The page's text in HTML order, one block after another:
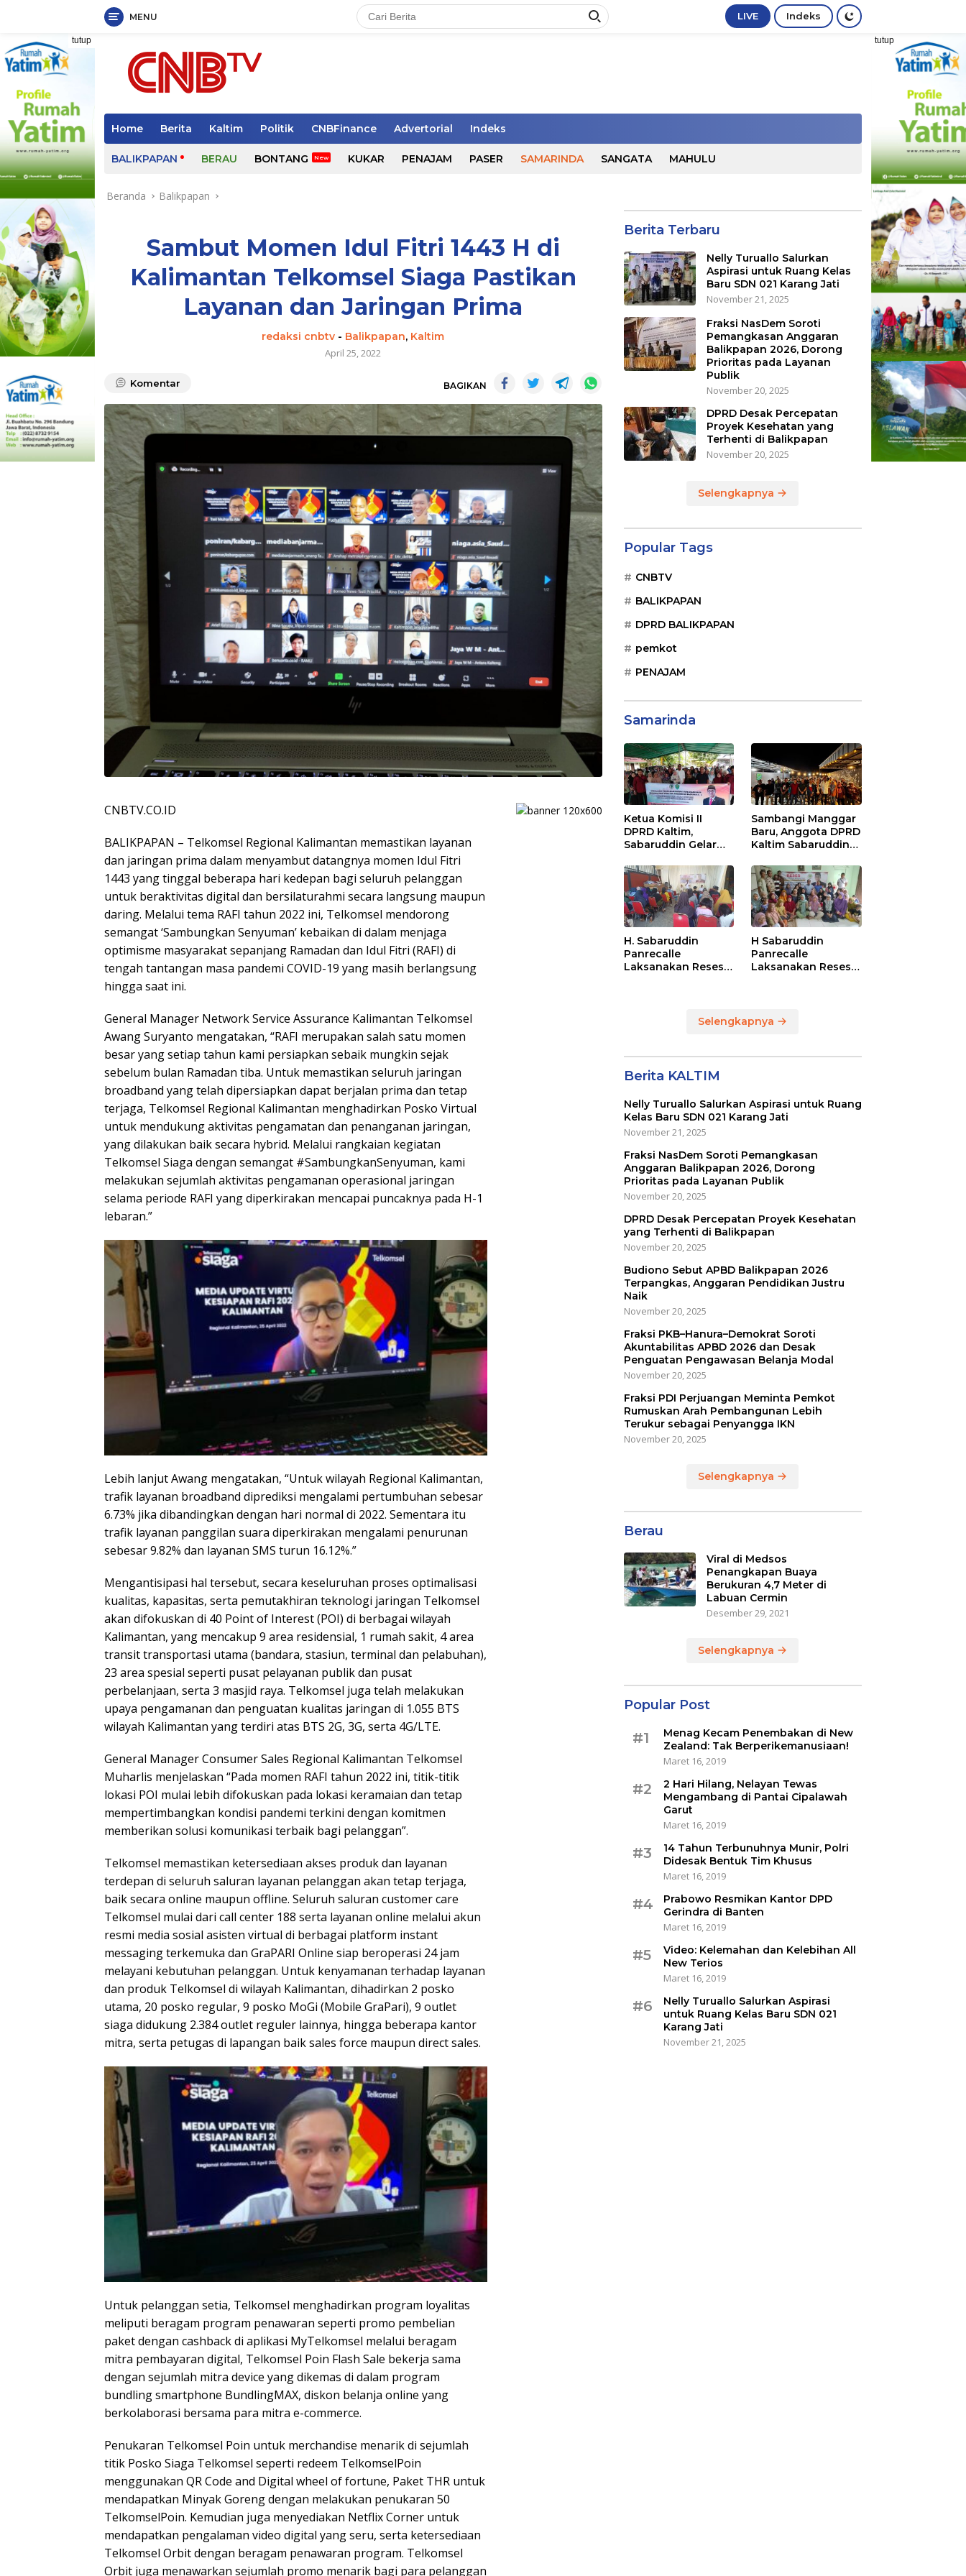
Langsung
ke
konten
MENU LIVE Indeks
tutup tutup
Home Berita Kaltim Politik CNBFinance Advertorial Indeks
BALIKPAPAN BERAU BONTANG KUKAR PENAJAM PASER SAMARINDA SANGATA MAHULU
Beranda Balikpapan
Sambut Momen Idul Fitri 1443 H di
Kalimantan Telkomsel Siaga Pastikan
Layanan dan Jaringan Prima
redaksi cnbtv - Balikpapan, Kaltim
April 25, 2022
Komentar BAGIKAN
CNBTV.CO.ID
BALIKPAPAN – Telkomsel Regional Kalimantan memastikan layanan
dan jaringan prima dalam menyambut datangnya momen Idul Fitri
1443 yang tinggal beberapa hari kedepan bagi seluruh pelanggan
untuk beraktivitas digital dan bersilaturahmi secara langsung maupun
daring. Melalui tema RAFI tahun 2022 ini, Telkomsel mendorong
semangat ‘Sambungkan Senyuman’ kebaikan di dalam menjaga
optimisme masyarakat sepanjang Ramadan dan Idul Fitri (RAFI) di
tengah tantangan masa pandemi COVID-19 yang masih berlangsung
hingga saat ini.
General Manager Network Service Assurance Kalimantan Telkomsel
Awang Suryanto mengatakan, “RAFI merupakan salah satu momen
besar yang setiap tahun kami persiapkan sebaik mungkin sejak
sebelum bulan Ramadan tiba. Untuk memastikan seluruh jaringan
broadband yang telah dipersiapkan dapat berjalan prima dan tetap
terjaga, Telkomsel Regional Kalimantan menghadirkan Posko Virtual
untuk mendukung aktivitas pengamatan dan penanganan jaringan,
yang dilakukan baik secara hybrid. Melalui rangkaian kegiatan
Telkomsel Siaga dengan semangat #SambungkanSenyuman, kami
melakukan sejumlah aktivitas pengamanan operasional jaringan
selama periode RAFI yang diperkirakan mencapai puncaknya pada H-1
lebaran.”
Lebih lanjut Awang mengatakan, “Untuk wilayah Regional Kalimantan,
trafik layanan broadband diprediksi mengalami pertumbuhan sebesar
6.73% jika dibandingkan dengan hari normal di 2022. Sementara itu
trafik layanan panggilan suara diperkirakan mengalami penurunan
sebesar 9.82% dan layanan SMS turun 16.12%.”
Mengantisipasi hal tersebut, secara keseluruhan proses optimalisasi
kualitas, kapasitas, serta pemutakhiran teknologi jaringan Telkomsel
akan difokuskan di 40 Point of Interest (POI) di berbagai wilayah
Kalimantan, yang mencakup 9 area residensial, 1 rumah sakit, 4 area
transit transportasi utama (bandara, stasiun, terminal dan pelabuhan),
23 area spesial seperti pusat pelayanan publik dan pusat
perbelanjaan, serta 3 masjid raya. Telkomsel juga telah melakukan
upaya pengamanan dan penguatan kualitas jaringan di 1.055 BTS
wilayah Kalimantan yang terdiri atas BTS 2G, 3G, serta 4G/LTE.
General Manager Consumer Sales Regional Kalimantan Telkomsel
Muharlis menjelaskan “Pada momen RAFI tahun 2022 ini, titik-titik
lokasi POI mulai lebih difokuskan pada lokasi keramaian dan tetap
mempertimbangkan kondisi pandemi terkini dengan komitmen
memberikan solusi komunikasi terbaik bagi pelanggan”.
Telkomsel memastikan ketersediaan akses produk dan layanan
terdepan di seluruh saluran layanan pelanggan akan tetap terjaga,
baik secara online maupun offline. Seluruh saluran customer care
Telkomsel mulai dari call center 188 serta layanan online melalui akun
resmi media sosial asisten virtual di berbagai platform instant
messaging terkemuka dan GraPARI Online siap beroperasi 24 jam
melayani kebutuhan pelanggan. Untuk kenyamanan terhadap layanan
dan produk Telkomsel di wilayah Kalimantan, dihadirkan 2 posko
utama, 20 posko regular, 9 posko MoGi (Mobile GraPari), 9 outlet
siaga didukung 2.384 outlet reguler lainnya, hingga beberapa kantor
mitra, serta petugas di lapangan baik sales force maupun direct sales.
Untuk pelanggan setia, Telkomsel menghadirkan program loyalitas
meliputi beragam program penawaran seperti promo pembelian
paket dengan cashback di aplikasi MyTelkomsel melalui beragam
mitra pembayaran digital, Telkomsel Poin Flash Sale bekerja sama
dengan sejumlah mitra device yang dikemas di dalam program
bundling smartphone BundlingMAX, diskon belanja online yang
berkolaborasi bersama para mitra e-commerce.
Penukaran Telkomsel Poin untuk merchandise menarik di sejumlah
titik Posko Siaga Telkomsel seperti redeem TelkomselPoin
menggunakan QR Code and Digital wheel of fortune, Paket THR untuk
mendapatkan Minyak Goreng dengan melakukan penukaran 50
TelkomselPoin. Kemudian juga menyediakan Netflix Corner untuk
mendapatkan pengalaman video digital yang seru, serta ketersediaan
Telkomsel Orbit dengan beragam penawaran program. Telkomsel
Orbit juga menawarkan sejumlah promo menarik bagi para pelanggan
Berita Terbaru
Nelly Turuallo Salurkan
Aspirasi untuk Ruang Kelas
Baru SDN 021 Karang Jati
November 21, 2025
Fraksi NasDem Soroti
Pemangkasan Anggaran
Balikpapan 2026, Dorong
Prioritas pada Layanan
Publik
November 20, 2025
DPRD Desak Percepatan
Proyek Kesehatan yang
Terhenti di Balikpapan
November 20, 2025
Selengkapnya
Popular Tags
CNBTV
BALIKPAPAN
DPRD BALIKPAPAN
pemkot
PENAJAM
Samarinda
Ketua Komisi II
DPRD Kaltim,
Sabaruddin Gelar
Pajak dan Retribusi
Daerah di
Sepinggan Raya
Balikpapan
Sambangi Manggar
Baru, Anggota DPRD
Kaltim Sabaruddin
Kepemudaan di
Balikpapan
H. Sabaruddin
Panrecalle
Laksanakan Reses
H Sabaruddin
Panrecalle
Laksanakan Reses
Selengkapnya
Berita KALTIM
Nelly Turuallo Salurkan Aspirasi untuk Ruang
Kelas Baru SDN 021 Karang Jati
November 21, 2025
Fraksi NasDem Soroti Pemangkasan
Anggaran Balikpapan 2026, Dorong
Prioritas pada Layanan Publik
November 20, 2025
DPRD Desak Percepatan Proyek Kesehatan
yang Terhenti di Balikpapan
November 20, 2025
Budiono Sebut APBD Balikpapan 2026
Terpangkas, Anggaran Pendidikan Justru
Naik
November 20, 2025
Fraksi PKB–Hanura–Demokrat Soroti
Akuntabilitas APBD 2026 dan Desak
Penguatan Pengawasan Belanja Modal
November 20, 2025
Fraksi PDI Perjuangan Meminta Pemkot
Rumuskan Arah Pembangunan Lebih
Terukur sebagai Penyangga IKN
November 20, 2025
Selengkapnya
Berau
Viral di Medsos
Penangkapan Buaya
Berukuran 4,7 Meter di
Labuan Cermin
Desember 29, 2021
Selengkapnya
Popular Post
#1
Menag Kecam Penembakan di New
Zealand: Tak Berperikemanusiaan!
Maret 16, 2019
#2
2 Hari Hilang, Nelayan Tewas
Mengambang di Pantai Cipalawah
Garut
Maret 16, 2019
#3
14 Tahun Terbunuhnya Munir, Polri
Didesak Bentuk Tim Khusus
Maret 16, 2019
#4
Prabowo Resmikan Kantor DPD
Gerindra di Banten
Maret 16, 2019
#5
Video: Kelemahan dan Kelebihan All
New Terios
Maret 16, 2019
#6
Nelly Turuallo Salurkan Aspirasi
untuk Ruang Kelas Baru SDN 021
Karang Jati
November 21, 2025